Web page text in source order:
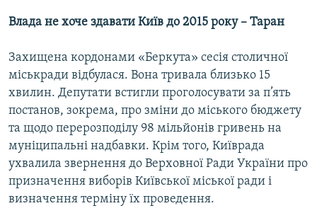
д
е
Влада не хоче здавати Київ до 2015 року – Таран
Захищена кордонами «Беркута» сесія столичної
міськради відбулася. Вона тривала близько 15
хвилин. Депутати встигли проголосувати за п’ять
постанов, зокрема, про зміни до міського бюджету
та щодо перерозподілу 98 мільйонів гривень на
муніципальні надбавки. Крім того, Київрада
ухвалила звернення до Верховної Ради України про
призначення виборів Київської міської ради і
визначення терміну їх проведення.